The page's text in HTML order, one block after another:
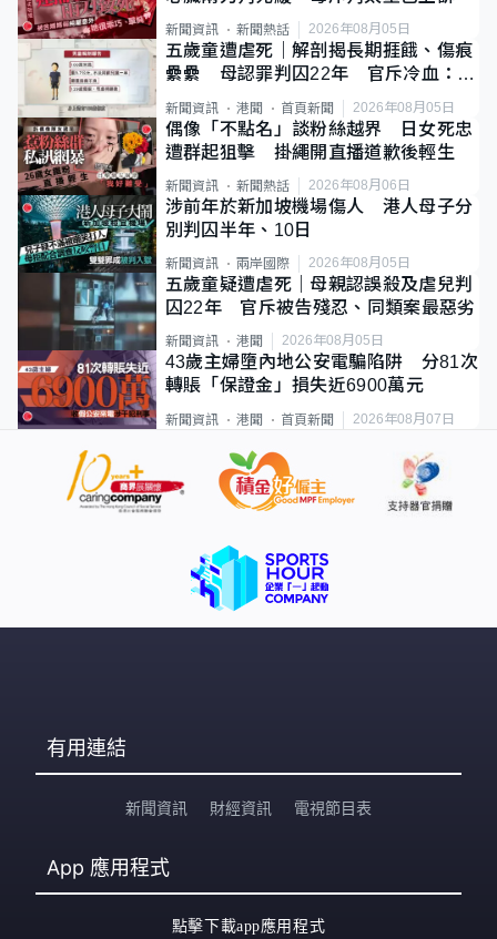
新聞資訊 新聞熱話 2026年08月05日
五歲童遭虐死｜解剖揭長期捱餓、傷痕
纍纍 母認罪判囚22年 官斥冷血：同
類案最惡劣
新聞資訊 港聞 首頁新聞 2026年08月05日
偶像「不點名」談粉絲越界 日女死忠
遭群起狙擊 掛繩開直播道歉後輕生
新聞資訊 新聞熱話 2026年08月06日
涉前年於新加坡機場傷人 港人母子分
別判囚半年、10日
新聞資訊 兩岸國際 2026年08月05日
五歲童疑遭虐死｜母親認誤殺及虐兒判
囚22年 官斥被告殘忍、同類案最惡劣
新聞資訊 港聞 2026年08月05日
43歲主婦墮內地公安電騙陷阱 分81次
轉賬「保證金」損失近6900萬元
新聞資訊 港聞 首頁新聞 2026年08月07日
有用連結
新聞資訊 財經資訊 電視節目表
App 應用程式
點擊下載app應用程式